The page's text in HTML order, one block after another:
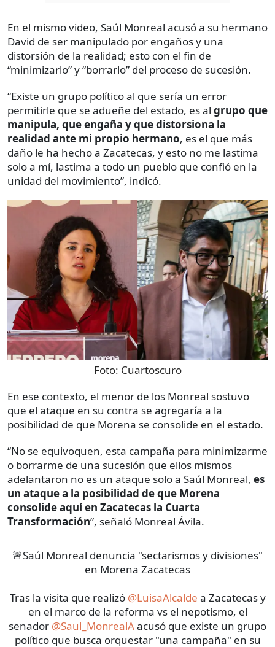
En el mismo video, Saúl Monreal acusó a su hermano
David de ser manipulado por engaños y una
distorsión de la realidad; esto con el fin de
“minimizarlo” y “borrarlo” del proceso de sucesión.
“Existe un grupo político al que sería un error
permitirle que se adueñe del estado, es al grupo que
manipula, que engaña y que distorsiona la
realidad ante mi propio hermano, es el que más
daño le ha hecho a Zacatecas, y esto no me lastima
solo a mí, lastima a todo un pueblo que confió en la
unidad del movimiento”, indicó.
Foto: Cuartoscuro
En ese contexto, el menor de los Monreal sostuvo
que el ataque en su contra se agregaría a la
posibilidad de que Morena se consolide en el estado.
“No se equivoquen, esta campaña para minimizarme
o borrarme de una sucesión que ellos mismos
adelantaron no es un ataque solo a Saúl Monreal, es
un ataque a la posibilidad de que Morena
consolide aquí en Zacatecas la Cuarta
Transformación”, señaló Monreal Ávila.
🚨Saúl Monreal denuncia "sectarismos y divisiones"
en Morena Zacatecas
Tras la visita que realizó @LuisaAlcalde a Zacatecas y
en el marco de la reforma vs el nepotismo, el
senador @Saul_MonrealAacusó que existe un grupo
político que busca orquestar "una campaña" en su